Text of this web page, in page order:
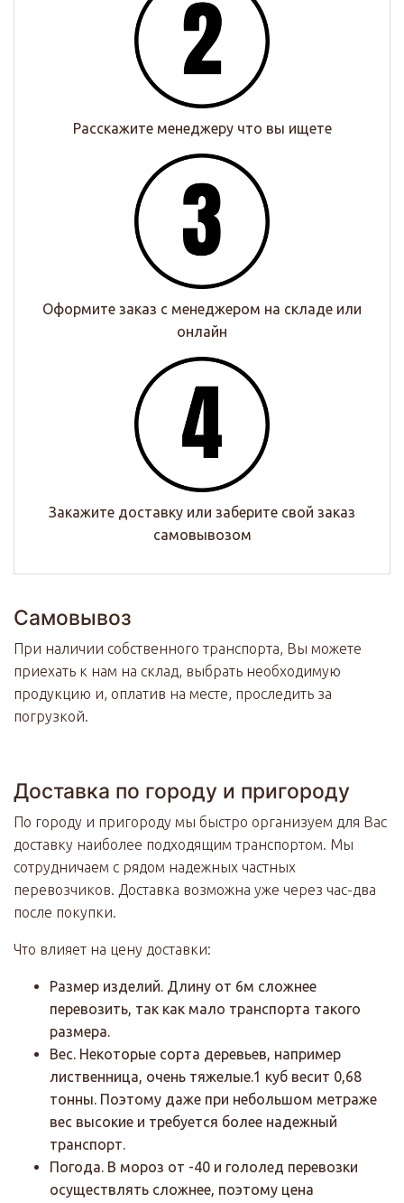
Расскажите менеджеру что вы ищете
Оформите заказ с менеджером на складе или
онлайн
Закажите доставку или заберите свой заказ
самовывозом
Самовывоз
При наличии собственного транспорта, Вы можете
приехать к нам на склад, выбрать необходимую
продукцию и, оплатив на месте, проследить за
погрузкой.
Доставка по городу и пригороду
По городу и пригороду мы быстро организуем для Вас
доставку наиболее подходящим транспортом. Мы
сотрудничаем с рядом надежных частных
перевозчиков. Доставка возможна уже через час-два
после покупки.
Что влияет на цену доставки:
Размер изделий. Длину от 6м сложнее
перевозить, так как мало транспорта такого
размера.
Вес. Некоторые сорта деревьев, например
лиственница, очень тяжелые.1 куб весит 0,68
тонны. Поэтому даже при небольшом метраже
вес высокие и требуется более надежный
транспорт.
Погода. В мороз от -40 и гололед перевозки
осуществлять сложнее, поэтому цена